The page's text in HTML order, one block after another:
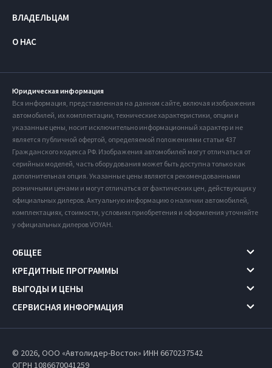
ВЛАДЕЛЬЦАМ
О НАС
Юридическая информация
Вся информация, представленная на данном сайте, включая изображения
автомобилей, их комплектации, технические характеристики, опции и
указанные цены, носит исключительно информационный характер и не
является публичной офертой, определяемой положениями статьи 437
Гражданского кодекса РФ. Изображения автомобилей могут отличаться от
серийных моделей, часть оборудования может быть доступна только как
дополнительная опция. Указанные цены являются рекомендованными
розничными ценами и могут отличаться от фактических цен, действующих у
официальных дилеров. Актуальную информацию о наличии автомобилей,
комплектациях, стоимости, условиях приобретения и оформления уточняйте
у официальных дилеров VOYAH.
ОБЩЕЕ
КРЕДИТНЫЕ ПРОГРАММЫ
ВЫГОДЫ И ЦЕНЫ
СЕРВИСНАЯ ИНФОРМАЦИЯ
© 2026, ООО «Автолидер-Восток» ИНН 6670237542
ОГРН 1086670041259